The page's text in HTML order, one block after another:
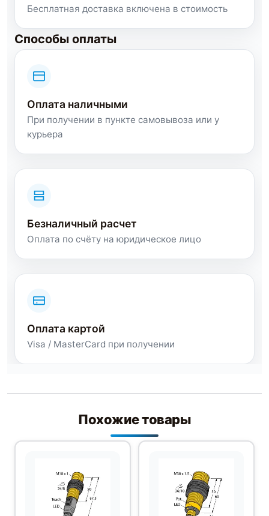
Бесплатная доставка включена в стоимость
Способы оплаты
Оплата наличными
При получении в пункте самовывоза или у
курьера
Безналичный расчет
Оплата по счёту на юридическое лицо
Оплата картой
Visa / MasterCard при получении
Похожие товары